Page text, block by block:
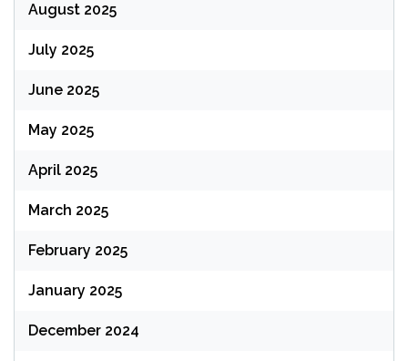
August 2025
July 2025
June 2025
May 2025
April 2025
March 2025
February 2025
January 2025
December 2024